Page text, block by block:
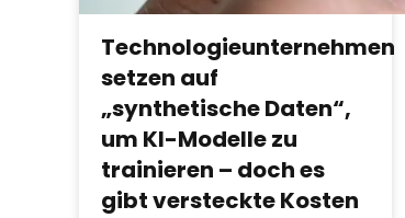
Technologieunternehmen
setzen auf
„synthetische Daten“,
um KI-Modelle zu
trainieren – doch es
gibt versteckte Kosten